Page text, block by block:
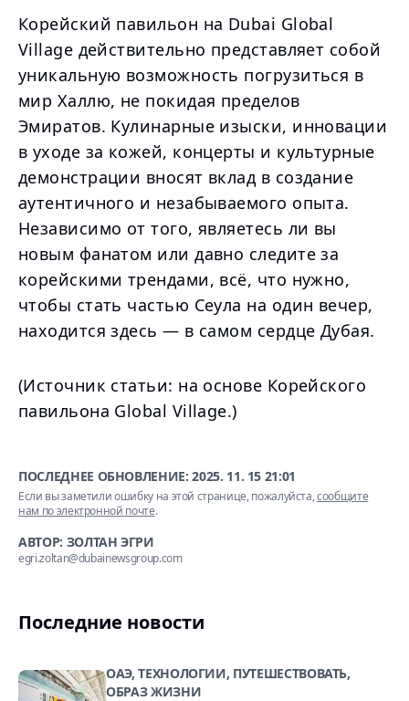
Корейский павильон на Dubai Global
Village действительно представляет собой
уникальную возможность погрузиться в
мир Халлю, не покидая пределов
Эмиратов. Кулинарные изыски, инновации
в уходе за кожей, концерты и культурные
демонстрации вносят вклад в создание
аутентичного и незабываемого опыта.
Независимо от того, являетесь ли вы
новым фанатом или давно следите за
корейскими трендами, всё, что нужно,
чтобы стать частью Сеула на один вечер,
находится здесь — в самом сердце Дубая.
(Источник статьи: на основе Корейского
павильона Global Village.)
ПОСЛЕДНЕЕ ОБНОВЛЕНИЕ:2025. 11. 15 21:01
Если вы заметили ошибку на этой странице, пожалуйста,сообщите
нам по электронной почте.
АВТОР: ЗОЛТАН ЭГРИ
egri.zoltan@dubainewsgroup.com
Последние новости
ОАЭ, ТЕХНОЛОГИИ, ПУТЕШЕСТВОВАТЬ,
ОБРАЗ ЖИЗНИ